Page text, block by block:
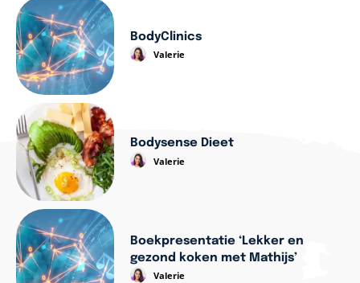
BodyClinics
Valerie
Bodysense Dieet
Valerie
Boekpresentatie ‘Lekker en
gezond koken met Mathijs’
Valerie